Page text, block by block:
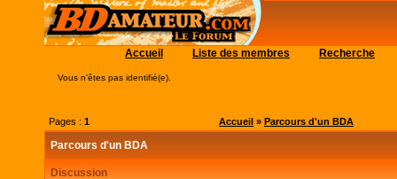
Accueil Liste des membres Recherche
Vous n'êtes pas identifié(e).
Pages : 1 Accueil » Parcours d'un BDA
Parcours d'un BDA
Discussion